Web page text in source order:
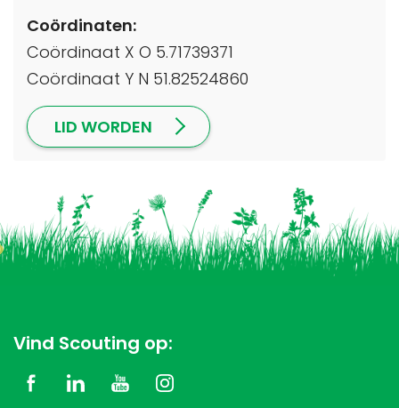
Coördinaten:
Coördinaat X O 5.71739371
Coördinaat Y N 51.82524860
LID WORDEN
Vind Scouting op: